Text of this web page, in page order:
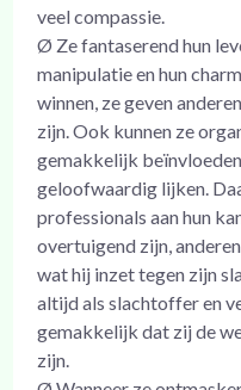
veel compassie.
Ø Ze fantaserend hun
manipulatie en hun
winnen, ze geven
zijn. Ook kunnen ze
gemakkelijk
geloofwaardig lijken.
professionals aan hun
overtuigend zijn,
wat hij inzet tegen zijn
altijd als slachtoffer en
gemakkelijk dat zij de
zijn.